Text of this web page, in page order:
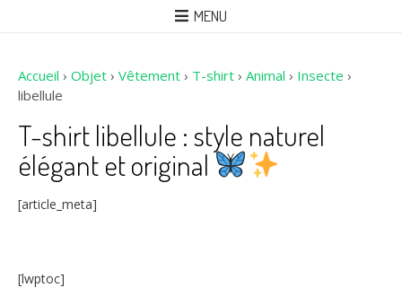
MENU
Accueil › Objet › Vêtement › T-shirt › Animal › Insecte ›
libellule
T-shirt libellule : style naturel
élégant et original
[article_meta]
[lwptoc]